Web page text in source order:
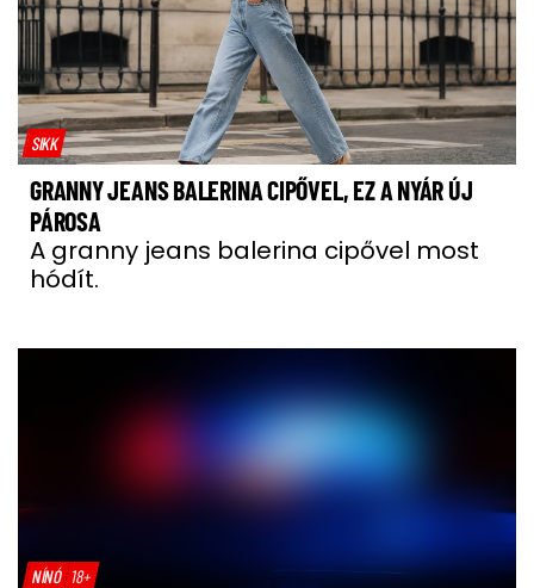
SIKK
GRANNY JEANS BALERINA CIPŐVEL, EZ A NYÁR ÚJ
PÁROSA
A granny jeans balerina cipővel most
hódít.
NÍNÓ 18+